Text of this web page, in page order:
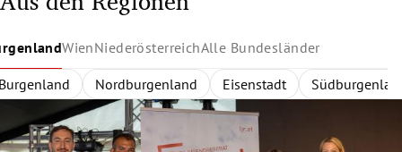
WienNiederösterreichAlle Bundesländer
Nordburgenland Eisenstadt
Innerhalb des Gürtels Außerhalb des Gürtels
Rund um Wien Zentralregion
Bundesländer Wien Niederösterreich Burgenland